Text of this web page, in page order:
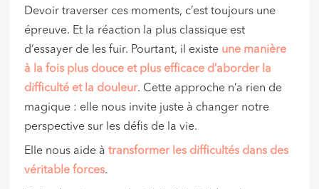
Devoir traverser ces moments, c’est toujours une
épreuve. Et la réaction la plus classique est
d’essayer de les fuir. Pourtant, il existe une manière
à la fois plus douce et plus efficace d’aborder la
difficulté et la douleur. Cette approche n’a rien de
magique : elle nous invite juste à changer notre
perspective sur les défis de la vie.
Elle nous aide àtransformer les difficultés dans des
véritable forces.